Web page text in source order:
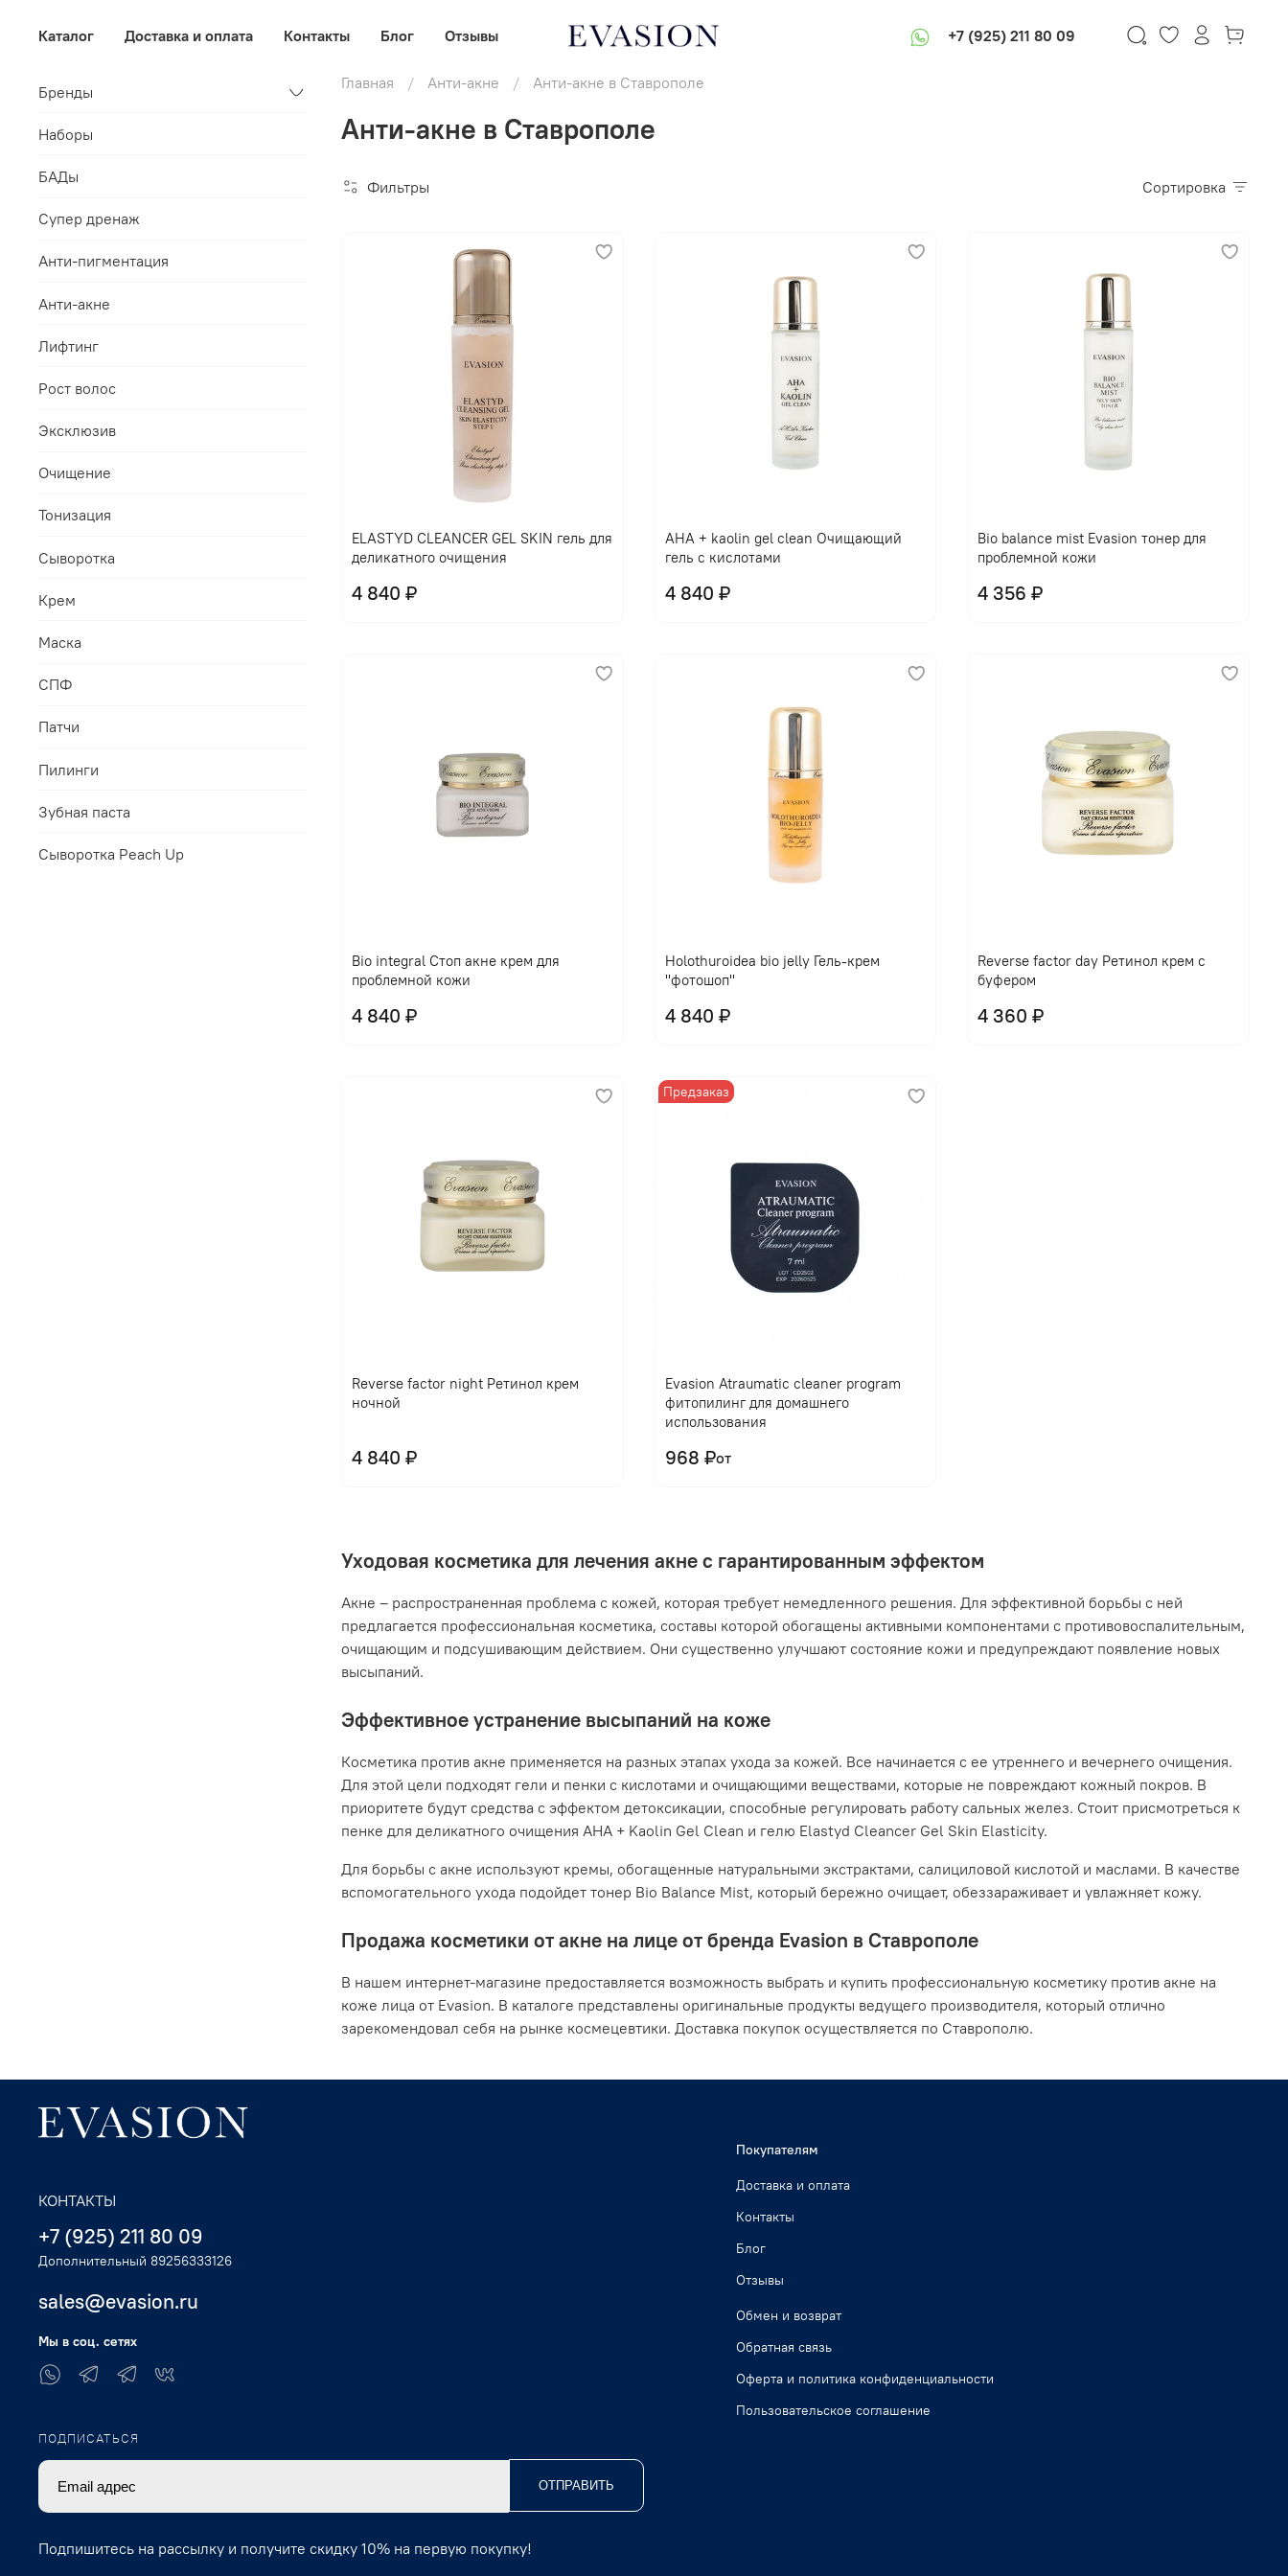
Каталог Доставка и оплата Контакты Блог Отзывы +7 (925) 211 80 09
Главная Анти-акне Анти-акне в Ставрополе
Анти-акне в Ставрополе
Фильтры Сортировка
ELASTYD CLEANCER GEL SKIN гель для
деликатного очищения
4 840 ₽
В корзину
AHA + kaolin gel clean Очищающий
гель с кислотами
4 840 ₽
Bio balance mist Evasion тонер для
проблемной кожи
4 356 ₽
Bio integral Стоп акне крем для
проблемной кожи
4 840 ₽
Holothuroidea bio jelly Гель-крем
"фотошоп"
4 840 ₽
Reverse factor day Ретинол крем с
буфером
4 360 ₽
Reverse factor night Ретинол крем
ночной
4 840 ₽
Предзаказ
Evasion Atraumatic cleaner program
фитопилинг для домашнего
использования
от
968 ₽
Уходовая косметика для лечения акне с гарантированным эффектом
Акне – распространенная проблема с кожей, которая требует немедленного решения. Для эффективной борьбы с ней
предлагается профессиональная косметика, составы которой обогащены активными компонентами с противовоспалительным,
очищающим и подсушивающим действием. Они существенно улучшают состояние кожи и предупреждают появление новых
высыпаний.
Эффективное устранение высыпаний на коже
Косметика против акне применяется на разных этапах ухода за кожей. Все начинается с ее утреннего и вечернего очищения.
Для этой цели подходят гели и пенки с кислотами и очищающими веществами, которые не повреждают кожный покров. В
приоритете будут средства с эффектом детоксикации, способные регулировать работу сальных желез. Стоит присмотреться к
пенке для деликатного очищения AHA + Kaolin Gel Clean и гелю Elastyd Cleancer Gel Skin Elasticity.
Для борьбы с акне используют кремы, обогащенные натуральными экстрактами, салициловой кислотой и маслами. В качестве
вспомогательного ухода подойдет тонер Bio Balance Mist, который бережно очищает, обеззараживает и увлажняет кожу.
Продажа косметики от акне на лице от бренда Evasion в Ставрополе
В нашем интернет-магазине предоставляется возможность выбрать и купить профессиональную косметику против акне на
коже лица от Evasion. В каталоге представлены оригинальные продукты ведущего производителя, который отлично
зарекомендовал себя на рынке космецевтики. Доставка покупок осуществляется по Ставрополю.
Бренды
Наборы
БАДы
Супер дренаж
Анти-пигментация
Анти-акне
Лифтинг
Рост волос
Эксклюзив
Очищение
Тонизация
Сыворотка
Крем
Маска
СПФ
Патчи
Пилинги
Зубная паста
Сыворотка Peach Up
Покупателям
Доставка и оплата
Контакты
Блог
Отзывы
Обмен и возврат
Обратная связь
Оферта и политика конфиденциальности
Пользовательское соглашение
КОНТАКТЫ
+7 (925) 211 80 09
Дополнительный 89256333126
sales@evasion.ru
Мы в соц. сетях
ПОДПИСАТЬСЯ
ОТПРАВИТЬ
Подпишитесь на рассылку и получите скидку 10% на первую покупку!